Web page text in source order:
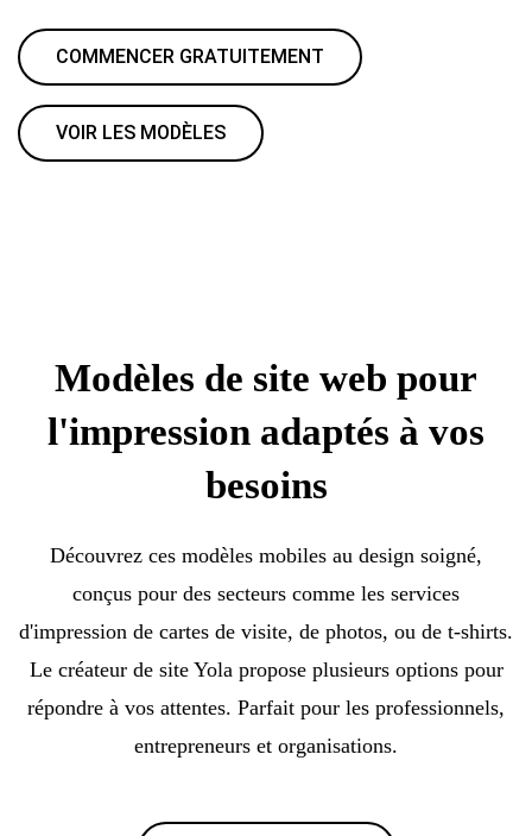
COMMENCER GRATUITEMENT
VOIR LES MODÈLES
Modèles de site web pour
l'impression adaptés à vos
besoins
Découvrez ces modèles mobiles au design soigné,
conçus pour des secteurs comme les services
d'impression de cartes de visite, de photos, ou de t-shirts.
Le créateur de site Yola propose plusieurs options pour
répondre à vos attentes. Parfait pour les professionnels,
entrepreneurs et organisations.